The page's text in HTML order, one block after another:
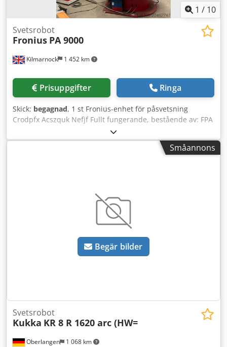
1 / 10
Kilmarnock 1 452 km
Svetsrobot
Fronius PA 9000
Prisuppgifter Ringa
Skick: begagnad, 1 st Fronius-enhet för påsvetsning
Crodpfx Acszquk Nefjf Fullt fungerande, bestående av: FPA
9000 Digitalt styrsystem Komplett med PA9000-RC
fjärrkontroll Programvara för borr-till-borr-justering 1 st TT
5000 DC, 500 A TIG-svetsaggregat 1 st TT 2200 DC, 220 A
alla tillhörande anslutningskablar och slangpaket 1 st
roterande bord, 10 ton 1 st robust kolumn- och
svängarmskonstruktion, 4 x 3 Kan levereras och integreras
med ett valfritt 3-tons ihåligt huvud för horisontell
påsvetsning. TPS kan vid behov erbjuda ytterligare
installationstjänster separat, över hela världen.
Småannons
Begär bilder
Oberlangen 1 068 km
Svetsrobot
Kukka KR 8 R 1620 arc (HW=